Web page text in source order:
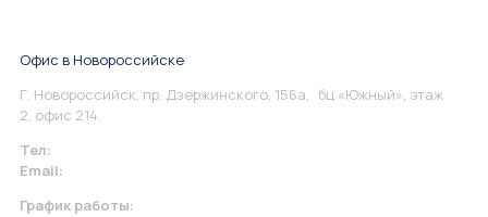
Офис в Новороссийске
Г. Новороссийск, пр. Дзержинского, 156а, бц «Южный», этаж
2, офис 214.
Тел:
Email:
График работы: